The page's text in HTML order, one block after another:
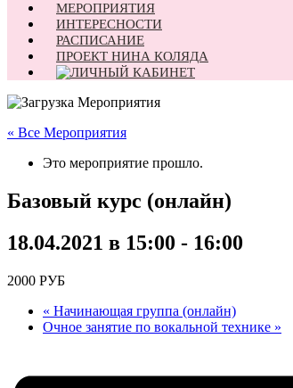
МЕРОПРИЯТИЯ
ИНТЕРЕСНОСТИ
РАСПИСАНИЕ
ПРОЕКТ НИНА КОЛЯДА
« Все Мероприятия
Это мероприятие прошло.
Базовый курс (онлайн)
18.04.2021 в 15:00 - 16:00
2000 РУБ
« Начинающая группа (онлайн)
Очное занятие по вокальной технике »